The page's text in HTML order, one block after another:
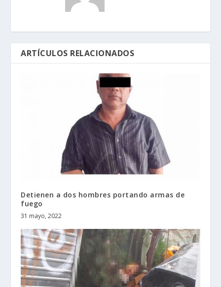
ARTÍCULOS RELACIONADOS
Detienen a dos hombres portando armas de
fuego
31 mayo, 2022